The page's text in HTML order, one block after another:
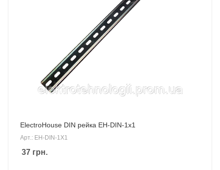
ElectroHouse DIN рейка EH-DIN-1x1
Арт.: EH-DIN-1X1
37 грн.